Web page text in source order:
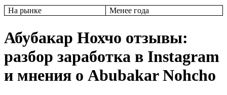
На рынке Менее года
Абубакар Нохчо отзывы:
разбор заработка в Instagram
и мнения о Abubakar Nohcho